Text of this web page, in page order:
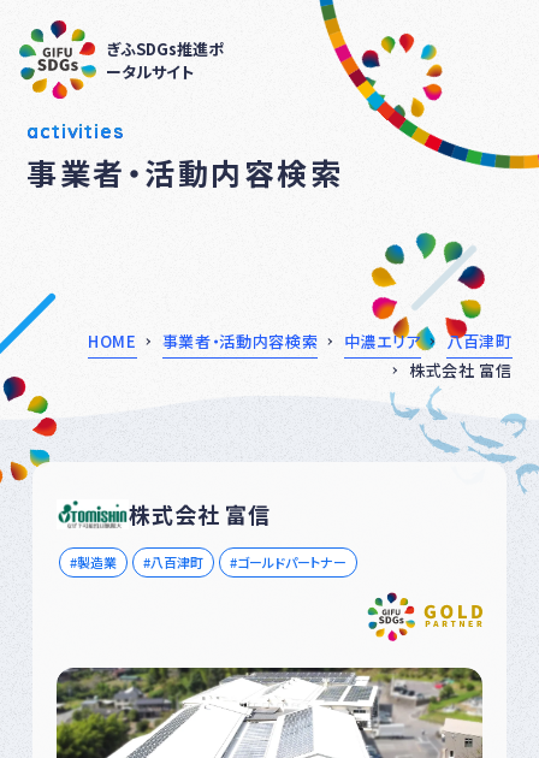
ぎふSDGs推進ポ
ータルサイト
activities
事業者・活動内容検索
HOME 事業者・活動内容検索 中濃エリア
八百津町
株式会社 富信
株式会社 富信
製造業 八百津町 ゴールドパートナー